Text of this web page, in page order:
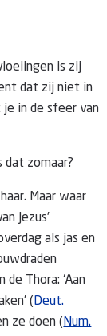
is zij
dat zij niet in
in de sfeer van
dat zomaar?
Maar waar
Jezus’
als jas en
Thora: ‘Aan
( Deut.
ze doen ( Num.